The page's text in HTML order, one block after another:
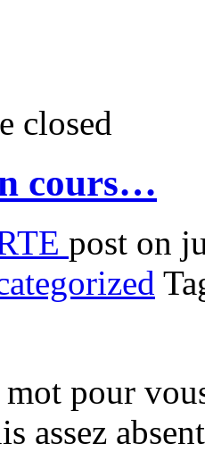
closed
cours…
post on
pour
assez